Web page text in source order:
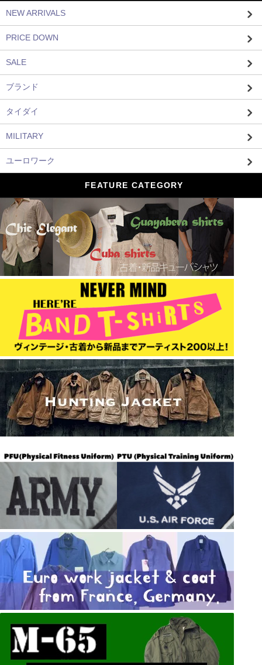
NEW ARRIVALS
PRICE DOWN
SALE
ブランド
タイダイ
MILITARY
ユーロワーク
FEATURE CATEGORY